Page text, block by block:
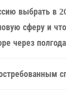
выбрать в
сферу и
через полгода